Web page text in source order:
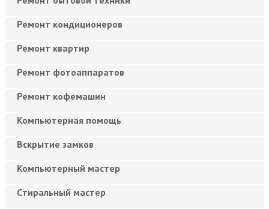
Ремонт кондиционеров
Ремонт квартир
Ремонт фотоаппаратов
Ремонт кофемашин
Компьютерная помощь
Вскрытие замков
Компьютерный мастер
Cтиральный мастер